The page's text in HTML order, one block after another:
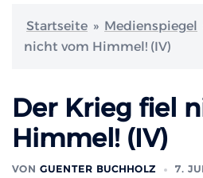
Startseite » Medienspiegel
nicht vom Himmel! (IV)
Der Krieg fiel
Himmel! (IV)
VON GUENTER BUCHHOLZ
7.